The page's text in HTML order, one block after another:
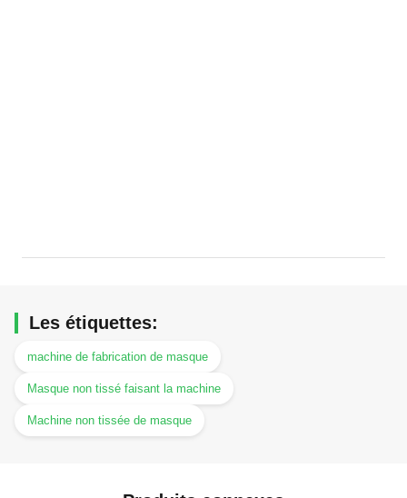
Les étiquettes:
machine de fabrication de masque
Masque non tissé faisant la machine
Machine non tissée de masque